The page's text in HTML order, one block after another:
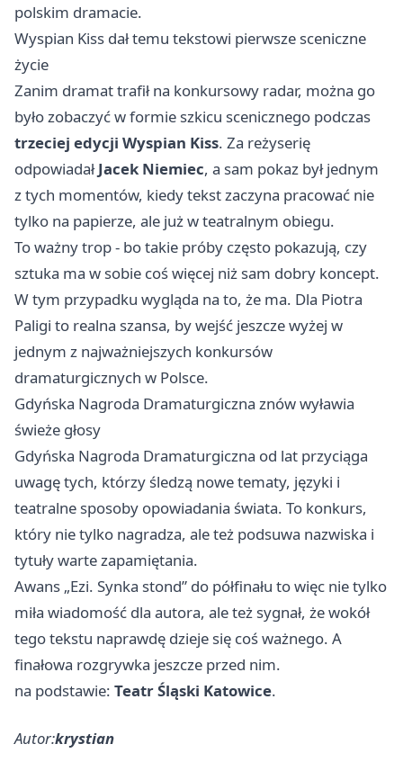
polskim dramacie.
Wyspian Kiss dał temu tekstowi pierwsze sceniczne
życie
Zanim dramat trafił na konkursowy radar, można go
było zobaczyć w formie szkicu scenicznego podczas
trzeciej edycji Wyspian Kiss. Za reżyserię
odpowiadałJacek Niemiec, a sam pokaz był jednym
z tych momentów, kiedy tekst zaczyna pracować nie
tylko na papierze, ale już w teatralnym obiegu.
To ważny trop - bo takie próby często pokazują, czy
sztuka ma w sobie coś więcej niż sam dobry koncept.
W tym przypadku wygląda na to, że ma. Dla Piotra
Paligi to realna szansa, by wejść jeszcze wyżej w
jednym z najważniejszych konkursów
dramaturgicznych w Polsce.
Gdyńska Nagroda Dramaturgiczna znów wyławia
świeże głosy
Gdyńska Nagroda Dramaturgiczna od lat przyciąga
uwagę tych, którzy śledzą nowe tematy, języki i
teatralne sposoby opowiadania świata. To konkurs,
który nie tylko nagradza, ale też podsuwa nazwiska i
tytuły warte zapamiętania.
Awans „Ezi. Synka stond” do półfinału to więc nie tylko
miła wiadomość dla autora, ale też sygnał, że wokół
tego tekstu naprawdę dzieje się coś ważnego. A
finałowa rozgrywka jeszcze przed nim.
na podstawie: Teatr Śląski Katowice.
Autor:krystian